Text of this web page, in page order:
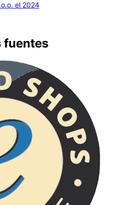
el 2024
fuentes